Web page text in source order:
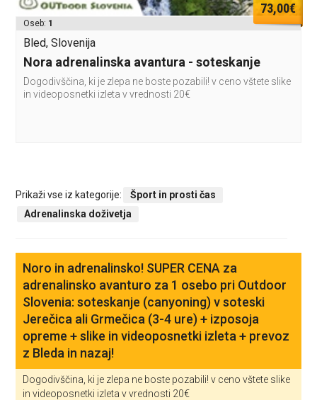
73,00€
Oseb: 1
Bled, Slovenija
Nora adrenalinska avantura - soteskanje
Dogodivščina, ki je zlepa ne boste pozabili! v ceno vštete slike
in videoposnetki izleta v vrednosti 20€
Prikaži vse iz kategorije:
Šport in prosti čas
Adrenalinska doživetja
Noro in adrenalinsko! SUPER CENA za
adrenalinsko avanturo za 1 osebo pri Outdoor
Slovenia: soteskanje (canyoning) v soteski
Jerečica ali Grmečica (3-4 ure) + izposoja
opreme + slike in videoposnetki izleta + prevoz
z Bleda in nazaj!
Dogodivščina, ki je zlepa ne boste pozabili! v ceno vštete slike
in videoposnetki izleta v vrednosti 20€